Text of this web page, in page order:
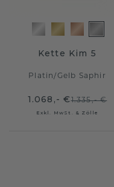
Kette Kim 5
Platin/Gelb Saphir
1.068,- €1.335,- €
Exkl. MwSt. & Zölle